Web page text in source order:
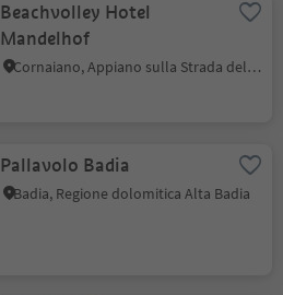
Beachvolley Hotel
Mandelhof
Cornaiano, Appiano sulla Strada del Vino, Strada del Vino
Pallavolo Badia
Badia, Regione dolomitica Alta Badia